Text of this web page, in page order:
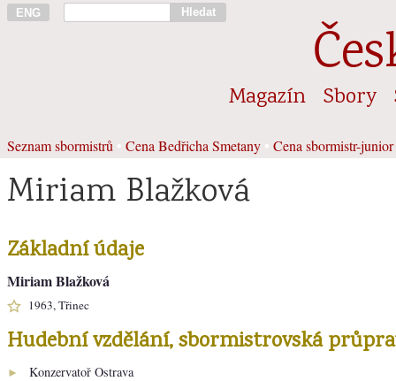
ENG Hledat
Magazín Sbory
Seznam sbormistrů Cena Bedřicha Smetany Cena sbormistr-junior
Miriam Blažková
Základní údaje
Miriam Blažková
1963, Třinec
Hudební vzdělání, sbormistrovská
► Konzervatoř Ostrava